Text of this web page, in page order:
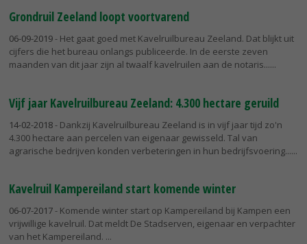
Grondruil Zeeland loopt voortvarend
06-09-2019- Het gaat goed met Kavelruilbureau Zeeland. Dat blijkt uit
cijfers die het bureau onlangs publiceerde. In de eerste zeven
maanden van dit jaar zijn al twaalf kavelruilen aan de notaris...
Vijf jaar Kavelruilbureau Zeeland: 4.300 hectare geruild
14-02-2018- Dankzij Kavelruilbureau Zeeland is in vijf jaar tijd zo'n
4.300 hectare aan percelen van eigenaar gewisseld. Tal van
agrarische bedrijven konden verbeteringen in hun bedrijfsvoering...
Kavelruil Kampereiland start komende winter
06-07-2017- Komende winter start op Kampereiland bij Kampen een
vrijwillige kavelruil. Dat meldt De Stadserven, eigenaar en verpachter
van het Kampereiland.